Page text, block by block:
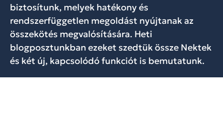
biztosítunk, melyek hatékony és
rendszerfüggetlen megoldást nyújtanak az
összekötés megvalósítására. Heti
blogposztunkban ezeket szedtük össze Nektek
és két új, kapcsolódó funkciót is bemutatunk.